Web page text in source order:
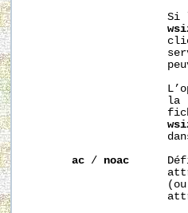
Si
ac / noac